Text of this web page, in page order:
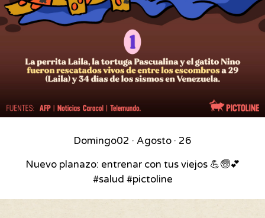
Domingo02 · Agosto · 26
Nuevo planazo: entrenar con tus viejos 💪🧓💕
#salud #pictoline